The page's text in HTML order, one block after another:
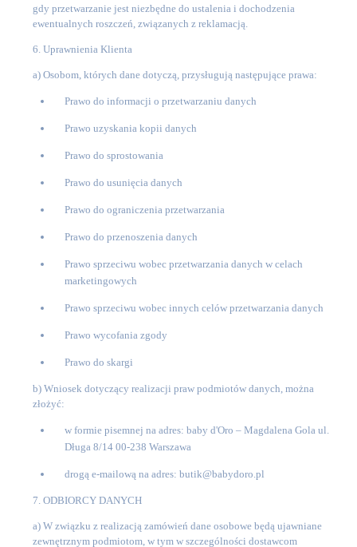
gdy przetwarzanie jest niezbędne do ustalenia i dochodzenia
ewentualnych roszczeń, związanych z reklamacją.
6. Uprawnienia Klienta
a) Osobom, których dane dotyczą, przysługują następujące prawa:
Prawo do informacji o przetwarzaniu danych
Prawo uzyskania kopii danych
Prawo do sprostowania
Prawo do usunięcia danych
Prawo do ograniczenia przetwarzania
Prawo do przenoszenia danych
Prawo sprzeciwu wobec przetwarzania danych w celach
marketingowych
Prawo sprzeciwu wobec innych celów przetwarzania danych
Prawo wycofania zgody
Prawo do skargi
b) Wniosek dotyczący realizacji praw podmiotów danych, można
złożyć:
w formie pisemnej na adres: baby d'Oro – Magdalena Gola ul.
Długa 8/14 00-238 Warszawa
drogą e-mailową na adres: butik@babydoro.pl
7. ODBIORCY DANYCH
a) W związku z realizacją zamówień dane osobowe będą ujawniane
zewnętrznym podmiotom, w tym w szczególności dostawcom